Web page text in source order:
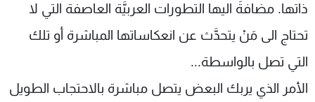
ذاتها. مضافةَ اليها التطورات العربيَّة العاصفة التي لا
تحتاج الى مَنْ يتحدَّث عن انعكاساتها المباشرة أو تلك
التي تصل بالواسطة...
الأمر الذي يربك البعض يتصل مباشرة بالاحتجاب الطويل